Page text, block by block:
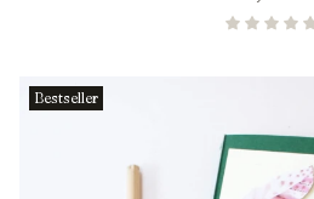
Bestseller